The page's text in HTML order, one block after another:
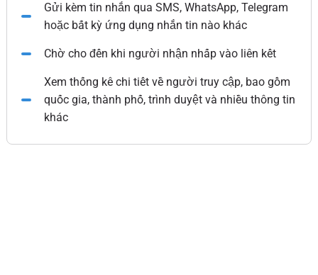
Gửi kèm tin nhắn qua SMS, WhatsApp, Telegram
hoặc bất kỳ ứng dụng nhắn tin nào khác
Chờ cho đến khi người nhận nhấp vào liên kết
Xem thống kê chi tiết về người truy cập, bao gồm
quốc gia, thành phố, trình duyệt và nhiều thông tin
khác